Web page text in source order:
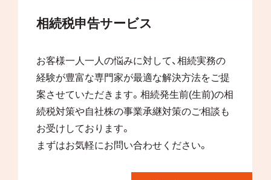
相続税申告サービス
お客様一人一人の悩みに対して、相続実務の
経験が豊富な専門家が最適な解決方法をご提
案させていただきます。相続発生前(生前)の相
続税対策や自社株の事業承継対策のご相談も
お受けしております。
まずはお気軽にお問い合わせください。